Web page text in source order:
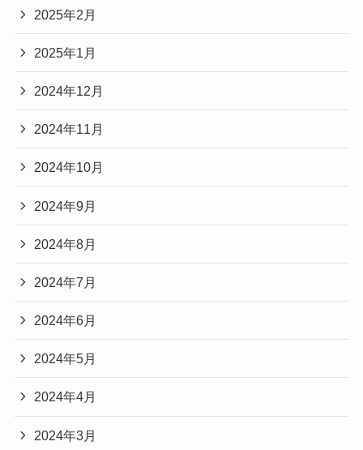
2025年2月
2025年1月
2024年12月
2024年11月
2024年10月
2024年9月
2024年8月
2024年7月
2024年6月
2024年5月
2024年4月
2024年3月